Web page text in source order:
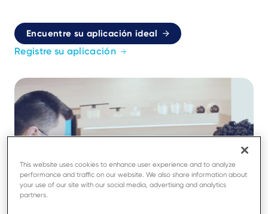
Encuentre su aplicación ideal
Registre su aplicación
This website uses cookies to enhance user experience and to analyze
performance and traffic on our website. We also share information about
your use of our site with our social media, advertising and analytics
partners.